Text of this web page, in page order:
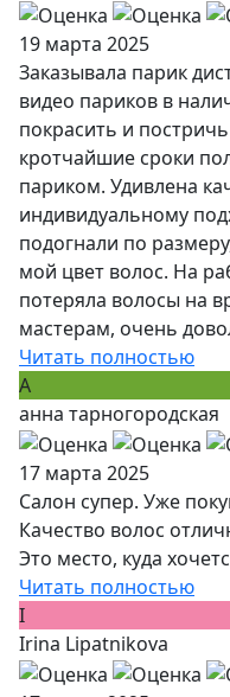
19 марта 2025
Заказывала парик
видео париков в
покрасить и
кротчайшие сроки
париком. Удивлена
индивидуальному
подогнали по
мой цвет волос. На
потеряла волосы на
мастерам, очень
Читать полностью
А
анна тарногородская
17 марта 2025
Салон супер. Уже
Качество волос
Это место, куда
Читать полностью
I
Irina Lipatnikova